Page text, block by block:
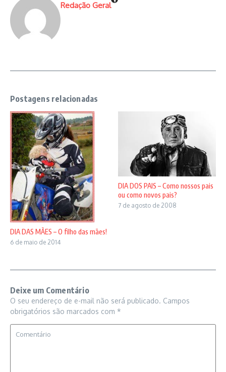
Redação Geral
Postagens relacionadas
DIA DAS MÃES – O filho das mães!
6 de maio de 2014
DIA DOS PAIS – Como nossos pais
ou como novos pais?
7 de agosto de 2008
Deixe um Comentário
O seu endereço de e-mail não será publicado. Campos
obrigatórios são marcados com *